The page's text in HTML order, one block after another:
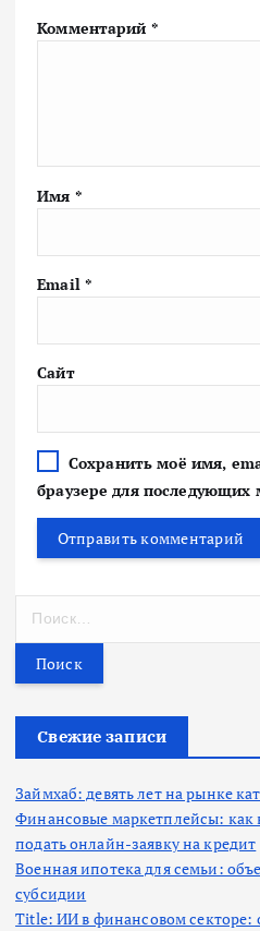
Комментарий *
Имя *
Email *
Сайт
Сохранить моё имя,
браузере для
т
Свежие записи
Займхаб: девять лет на рынке
Финансовые маркетплейсы: как
подать онлайн-заявку на кредит
Военная ипотека для семьи:
субсидии
Title: ИИ в финансовом секторе: